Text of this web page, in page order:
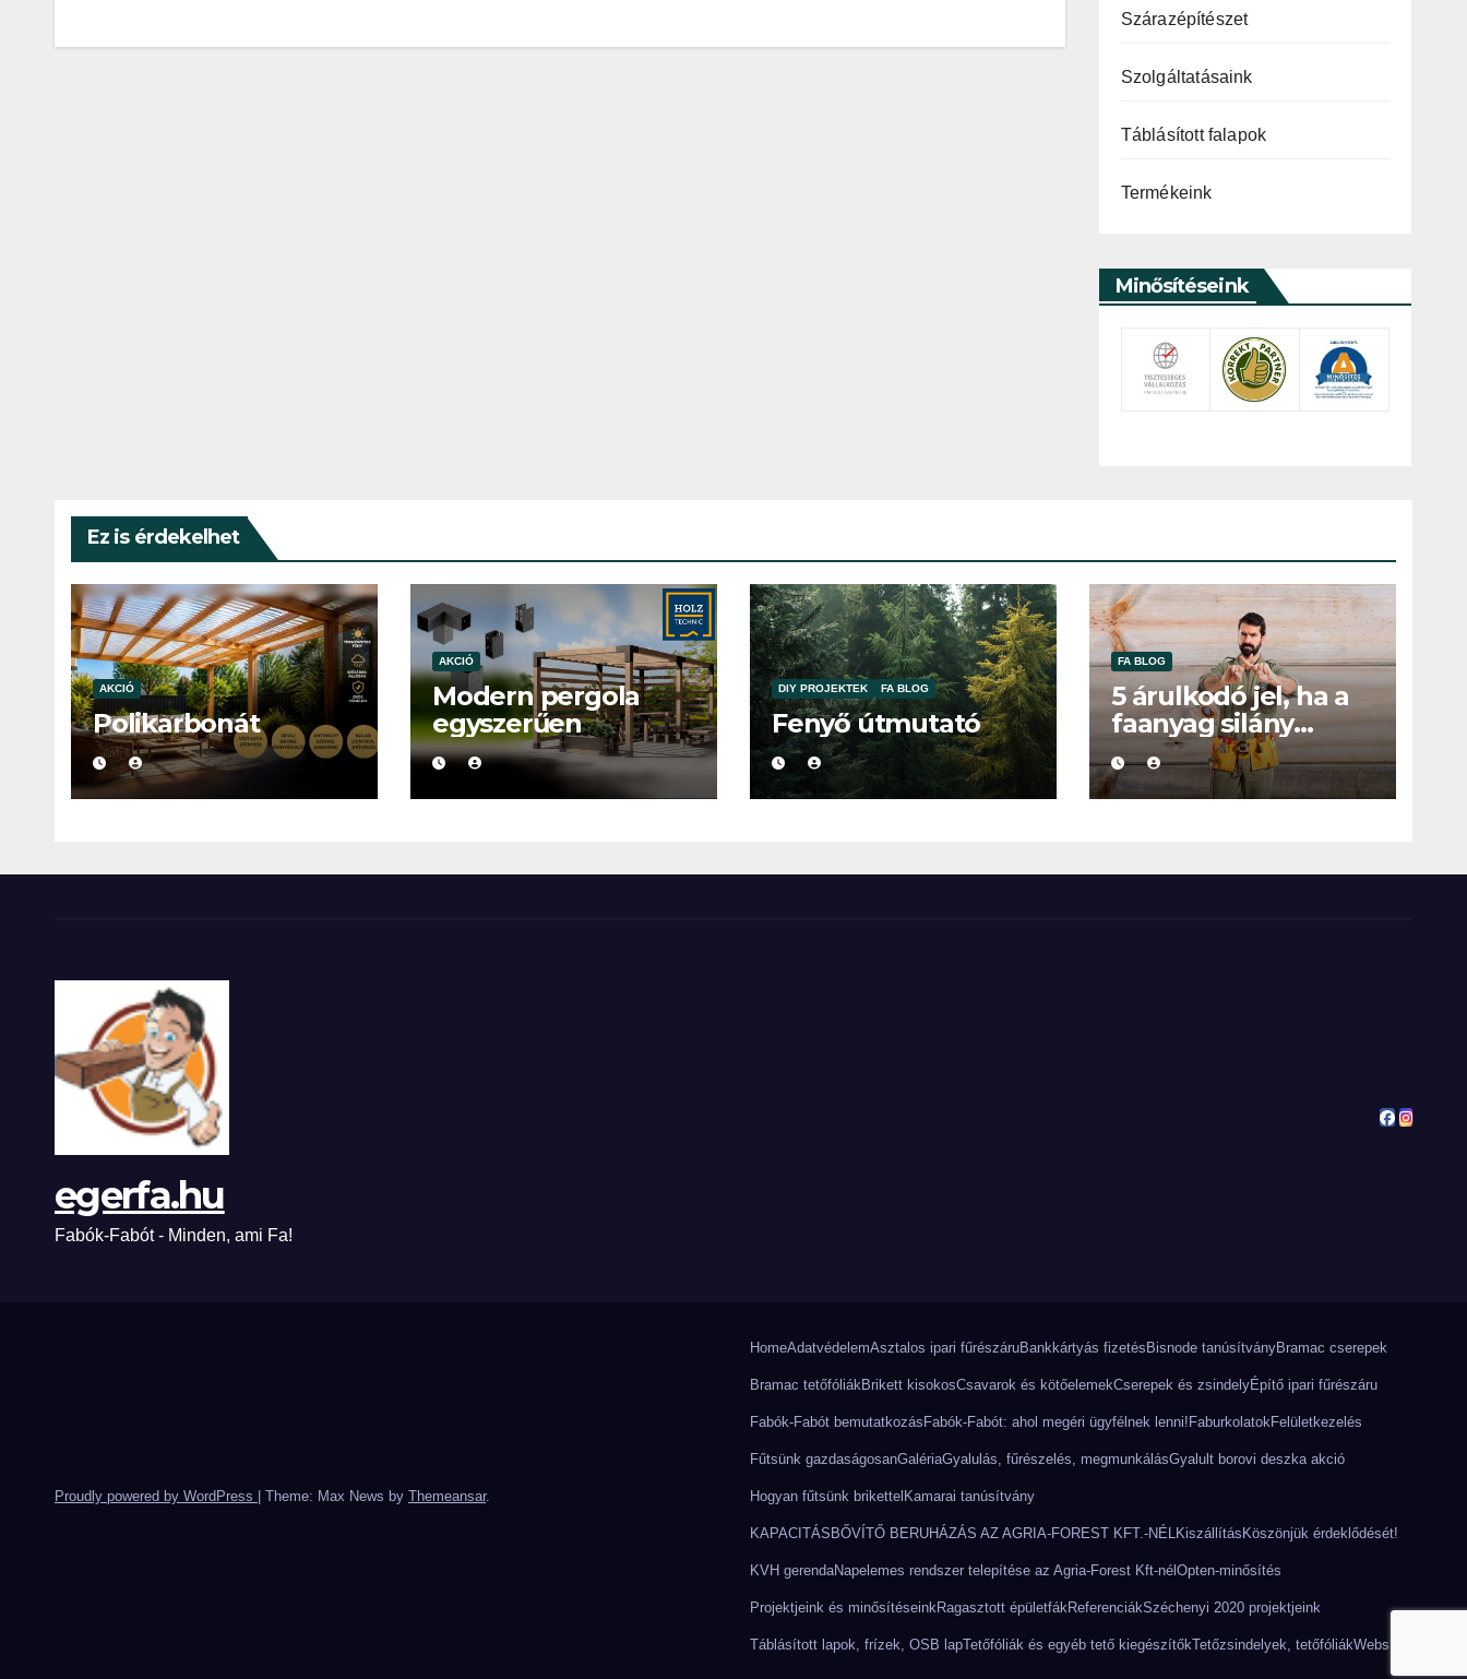
Szárazépítészet
Szolgáltatásaink
Táblásított falapok
Termékeink
Minősítéseink
Ez is érdekelhet
AKCIÓ
Polikarbonát
AKCIÓ
Modern pergola
egyszerűen
DIY PROJEKTEK FA BLOG
Fenyő útmutató
FA BLOG
5 árulkodó jel, ha a
faanyag silány
minőségű
egerfa.hu
Fabók-Fabót - Minden, ami Fa!
Proudly powered by WordPress Theme: Max News by Themeansar.
HomeAdatvédelemAsztalos ipari fűrészáruBankkártyás fizetés Bisnode tanúsítványBramac cserepek
Bramac tetőfóliákBrikett kisokosCsavarok és kötőelemekCserepek és zsindelyÉpítő ipari fűrészáru
Fabók-Fabót bemutatkozás Fabók-Fabót: ahol megéri ügyfélnek lenni! FaburkolatokFelületkezelés
Fűtsünk gazdaságosanGalériaGyalulás, fűrészelés, megmunkálásGyalult borovi deszka akció
Hogyan fűtsünk brikettel Kamarai tanúsítvány
KAPACITÁSBŐVÍTŐ BERUHÁZÁS AZ AGRIA-FOREST KFT.-NÉLKiszállítás Köszönjük érdeklődését!
KVH gerendaNapelemes rendszer telepítése az Agria-Forest Kft-nél Opten-minősítés
Projektjeink és minősítéseinkRagasztott épületfákReferenciákSzéchenyi 2020 projektjeink
Táblásított lapok, frízek, OSB lapTetőfóliák és egyéb tető kiegészítőkTetőzsindelyek, tetőfóliákWebshop